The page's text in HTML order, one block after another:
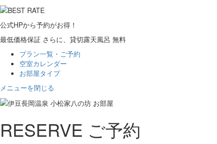
公式HPから予約がお得！
最低価格保証 さらに、貸切露天風呂 無料
プラン一覧・ご予約
空室カレンダー
お部屋タイプ
メニューを閉じる
RESERVE ご予約